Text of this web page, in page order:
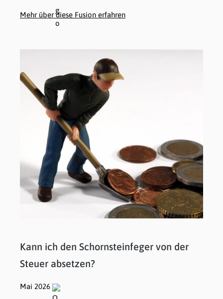
Mehr über diese Fusion erfahren
Kann ich den Schornsteinfeger von der
Steuer absetzen?
Mai 2026